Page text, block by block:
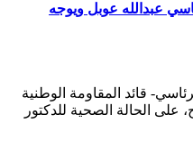
عبدالله عوبل ويوجه
الحالة الصحية للدكتور